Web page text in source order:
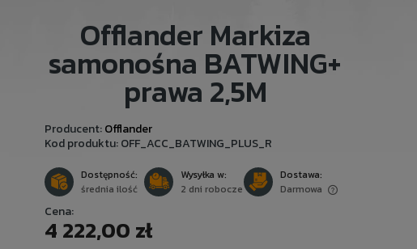
Offlander Markiza
samonośna BATWING+
prawa 2,5M
Producent:Offlander
Kod produktu: OFF_ACC_BATWING_PLUS_R
Dostępność:
średnia ilość
Wysyłka w:
2 dni robocze
Dostawa:
Darmowa
Cena nie zawiera ewentualnych kosztów
płatności
Cena:
4 222,00 zł